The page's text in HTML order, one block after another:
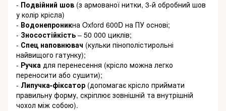
- Подвійний шов (з армованої нитки, 3-й обробний шов
у колір крісла)
- Водонепроникна Oxford 600D на ПУ основі;
- Зносостійкість – 50 000 циклів;
- Спец наповнювач (кульки пінополістирольні
найвищого гатунку);
- Ручка для перенесення (крісло можна легко
переносити або сушити);
- Липучка-фіксатор (допомагає крісло приймати
правильну форму, скріплює зовнішній та внутрішній
чохол між собою).